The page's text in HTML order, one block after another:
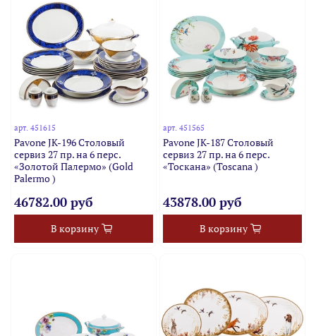
арт.451615
Pavone JK-196 Столовый
сервиз 27 пр. на 6 перс.
«Золотой Палермо» (Gold
Palermo )
46782.00 руб
В корзину
арт. 451565
Pavone JK-187 Столовый
сервиз 27 пр. на 6 перс.
«Тоскана» (Toscana )
43878.00 руб
В корзину